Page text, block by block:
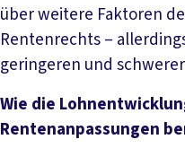
über weitere Faktoren
Rentenrechts –
geringeren und
Wie die
Rentenanpassungen